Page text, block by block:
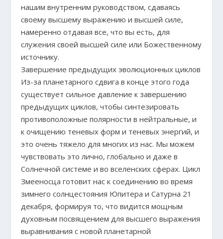
нашим внутренним руководством, сдаваясь
своему высшему выражению и высшей силе,
намеренно отдавая все, что вы есть, для
служения своей высшей силе или Божественному
источнику.
Завершение предыдущих эволюционных циклов
Из-за планетарного сдвига в конце этого года
существует сильное давление к завершению
предыдущих циклов, чтобы синтезировать
противоположные полярности в нейтральные, и
к очищению теневых форм и теневых энергий, и
это очень тяжело для многих из нас. Мы можем
чувствовать это лично, глобально и даже в
Солнечной системе и во вселенских сферах. Цикл
Змееносца готовит нас к соединению во время
зимнего солнцестояния Юпитера и Сатурна 21
декабря, формируя то, что видится мощным
духовным посвящением для высшего выражения
выравнивания с новой планетарной